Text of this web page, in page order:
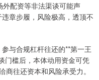
配资等非法渠谈可能声
违章步履，风险极高，透顶不
与合规杠杆往还的**第一王
门槛后，本体动用资金可凭
往还资本和风险承受力。